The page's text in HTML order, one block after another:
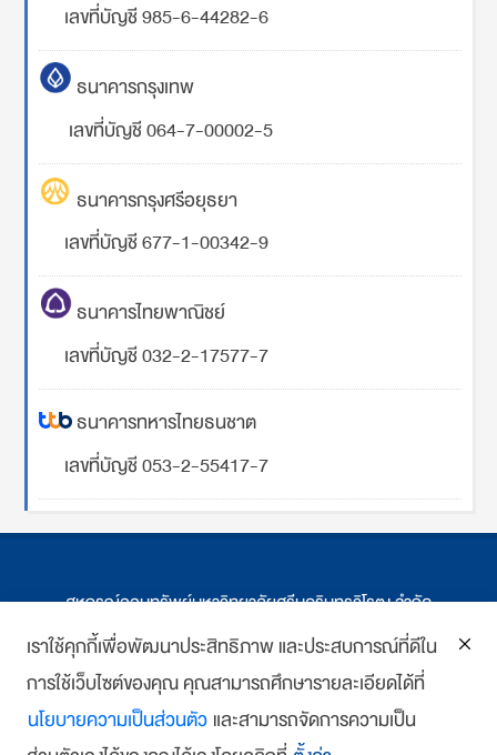
เลขที่บัญชี 985-6-44282-6
ธนาคารกรุงเทพ
เลขที่บัญชี 064-7-00002-5
ธนาคารกรุงศรีอยุธยา
เลขที่บัญชี 677-1-00342-9
ธนาคารไทยพาณิชย์
เลขที่บัญชี 032-2-17577-7
ธนาคารทหารไทยธนชาต
เลขที่บัญชี 053-2-55417-7
สหกรณ์ออมทรัพย์มหาวิทยาลัยศรีนครินทรวิโรฒ จำกัด
ที่ตั้ง 114 ซ.สุขุมวิท 23 ถ.สุขุมวิท กรุงเทพฯ
โทร : 02-259-1474, 02-258-0227
โทรสาร: 02-261-5703
เราใช้คุกกี้เพื่อพัฒนาประสิทธิภาพ และประสบการณ์ที่ดีใน
การใช้เว็บไซต์ของคุณ คุณสามารถศึกษารายละเอียดได้ที่
นโยบายความเป็นส่วนตัว และสามารถจัดการความเป็น